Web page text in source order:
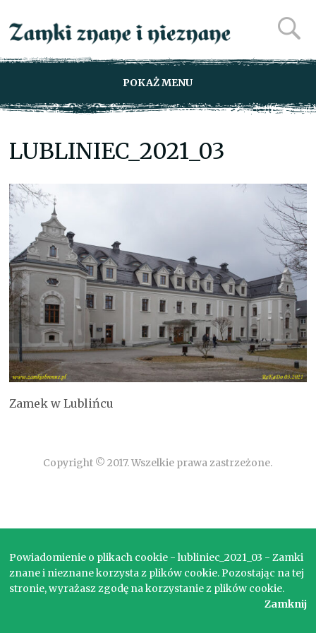
POKAŻ MENU
LUBLINIEC_2021_03
Zamek w Lublińcu
Copyright © 2017. Wszelkie prawa zastrzeżone.
Powiadomienie o plikach cookie - lubliniec_2021_03 - Zamki
znane i nieznane korzysta z plików cookie. Pozostając na tej
stronie, wyrażasz zgodę na korzystanie z plików cookie.
Zamknij